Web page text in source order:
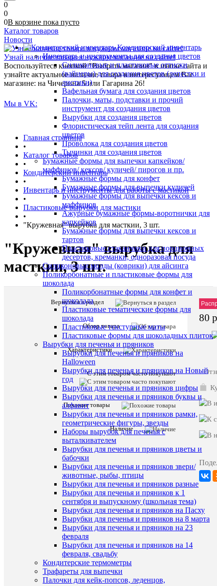
0
0
0В корзине пока пусто
Каталог товаров
Кондитерский инвентарь
Инвентарь и инструменты для создания цветов
Силиконовые и пластиковые оттиски
(вайнеры) для создания цветов (лепестки и
листики)
Вафельная бумага для создания цветов
Палочки, маты, подставки и прочий
инструмент для создания цветов
Вырубки для создания цветов
Флористическая тейп лента для создания
цветов
Проволока для создания цветов
Тычинки для создания цветов
Бумажные формы для выпечки капкейков/
маффинов/ кексов/ куличей/ пирогов и пр.
Бумажные формы для конфет
Бумажные формы для выпечки куличей
Бумажные формы для выпечки кексов и
маффинов
Ажурные бумажные формы-воротнички для
капкейков
Бумажные формы для выпечки кексов и
тартов
Пластиковые стаканчики для порционных
десертов, креманки, одноразовая посуда
Силиконовые молды (коврики) для айсинга
Поликорбонатные и пластиковые формы для
шоколада
Поликорбонатные формы для конфет и
шоколада
Пластиковые тематические формы для
шоколада
Пластиковые текстурные маты
Пластиковые формы для шоколадных плиток
Вырубки для печенья и пряников
Вырубки для печенья и пряников на
Halloween
Вырубки для печенья и пряников на Новый
год
Вырубки для печенья и пряников цифры
Вырубки для печенья и пряников буквы и
алфавит
Вырубки для печенья и пряников рамки,
геометрические фигуры, звезды
Наборы вырубок для печенья с
выталкивателем
Вырубки для печенья и пряников цветы и
бабочки
Вырубки для печенья и пряников звери/
животные, рыбы, птицы
Вырубки для печенья и пряников разные
Вырубки для печенья и пряников к 1
сентября и выпускному (школьная тема)
Вырубки для печенья и пряников на Пасху
Вырубки для печенья и пряников на 8 марта
Вырубки для печенья и пряников на 23
февраля
Вырубки для печенья и пряников на 14
февраля, свадьбу
Кондитерские термометры
Трафареты для выпечки
Палочки для кейк-попсов, леденцов,
Новости
Узнай наличие товара в нужном магазине на сайте!
Воспользуйтесь кнопкой "Выбрать магазин" в шапке сайта и
узнайте актуальное наличие товара в интересующем Вас
магазине: на Чичерина 5 или Гагарина 26!
Мы в VK:
Главная страница
•
Каталог товаров
•
Кондитерский инвентарь
•
Инвентарь и инструменты для работы с мастикой
•
Пластиковые вырубки для мастики
•
"Кружевная" вырубка для масткии, 3 шт.
"Кружевная" вырубка для
масткии, 3 шт.
Вернуться в раздел
Обзор товара
Характеристики
С этим товаром часто покупают
Похожие товары
Наличие
товара:
вырубка
для
Все
Наши
Китай
5*3;
3,5*2;
Материал
Пластик
штук
наборе
3
Старая
цена
129
80